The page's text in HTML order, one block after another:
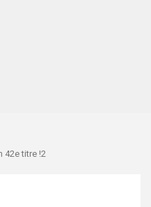
42e titre !2